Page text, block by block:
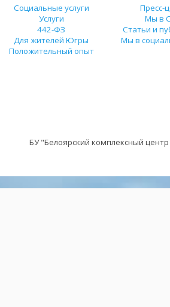
Социальные услуги
Услуги
442-ФЗ
Для жителей Югры
Положительный опыт
Пресс-
Мы в
Статьи и
Мы в
БУ "Белоярский комплексный